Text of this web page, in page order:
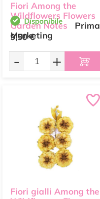
Fiori Among the
Wildflowers Flowers
Garden Notes
Prima
Marketing
Disponibile
9,50 €
- +
Fiori gialli Among the